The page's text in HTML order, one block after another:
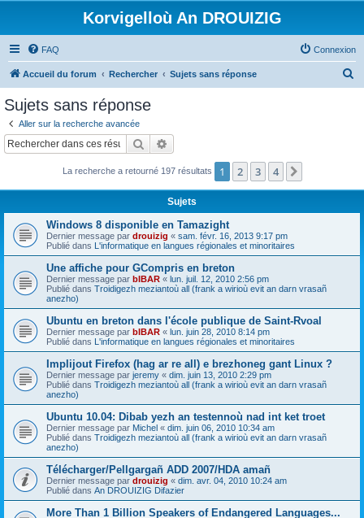
Korvigelloù An DROUIZIG
FAQ Connexion
Accueil du forum Rechercher Sujets sans réponse
c
Sujets sans réponse
Aller sur la recherche avancée
Rechercher
La recherche a retourné 197 résultats 1 2 3 4
Sujets
Windows 8 disponible en Tamazight
Dernier message par drouizig « sam. févr. 16, 2013 9:17 pm
Publié dans L'informatique en langues régionales et minoritaires
Une affiche pour GCompris en breton
Dernier message par bIBAR « lun. juil. 12, 2010 2:56 pm
Publié dans Troidigezh meziantoù all (frank a wirioù evit an darn vrasañ
anezho)
Ubuntu en breton dans l'école publique de Saint-Rvoal
Dernier message par bIBAR « lun. juin 28, 2010 8:14 pm
Publié dans L'informatique en langues régionales et minoritaires
Implijout Firefox (hag ar re all) e brezhoneg gant Linux ?
Dernier message par jeremy « dim. juin 13, 2010 2:29 pm
Publié dans Troidigezh meziantoù all (frank a wirioù evit an darn vrasañ
anezho)
Ubuntu 10.04: Dibab yezh an testennoù nad int ket troet
Dernier message par Michel « dim. juin 06, 2010 10:34 am
Publié dans Troidigezh meziantoù all (frank a wirioù evit an darn vrasañ
anezho)
Télécharger/Pellgargañ ADD 2007/HDA amañ
Dernier message par drouizig « dim. avr. 04, 2010 10:24 am
Publié dans An DROUIZIG Difazier
More Than 1 Billion Speakers of Endangered Languages...